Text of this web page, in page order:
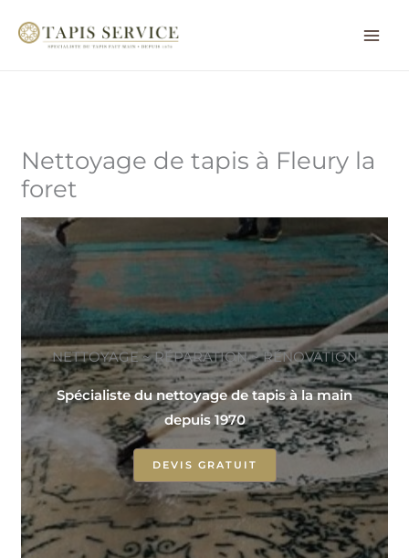
Nettoyage de tapis à Fleury la
foret
NETTOYAGE ~ RÉPARATION ~ RÉNOVATION
Spécialiste du nettoyage de tapis à la main
depuis 1970
DEVIS GRATUIT